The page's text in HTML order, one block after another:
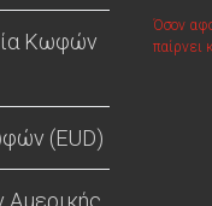
Κωφών
(EUD)
Όσον
παίρνει